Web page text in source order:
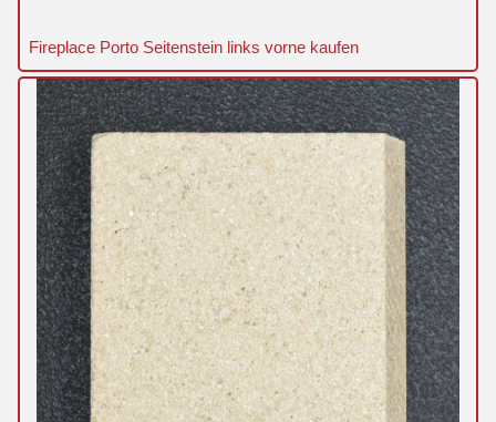
Fireplace Porto Seitenstein links vorne kaufen